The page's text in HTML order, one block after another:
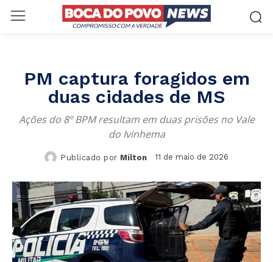
PM captura foragidos em
duas cidades de MS
Ações do 8º BPM resultam em duas prisões no Vale
do Ivinhema
Publicado por Milton 11 de maio de 2026